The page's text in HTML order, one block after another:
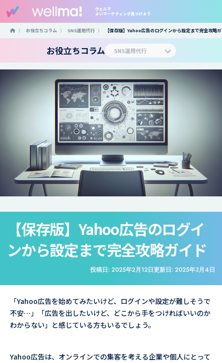
ウェルマ
よいマーケティング見つけよう
〉 お役立ちコラム 〉 SNS運用代行 〉 【保存版】Yahoo広告のログインから設定まで完全攻略
お役立ちコラム
【保存版】Yahoo広告のログイ
ンから設定まで完全攻略ガイド
投稿日: 2025年2月12日更新日: 2025年3月4日
「Yahoo広告を始めてみたいけど、ログインや設定が難しそうで
不安…」「広告を出したいけど、どこから手をつければいいのか
わからない」と感じている方もいるでしょう。
Yahoo広告は、オンラインでの集客を考える企業や個人にとって